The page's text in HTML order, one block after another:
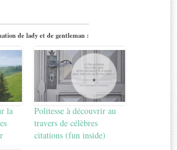
de lady et de gentleman :
la
Politesse à découvrir au
travers de célèbres
citations (fun inside)